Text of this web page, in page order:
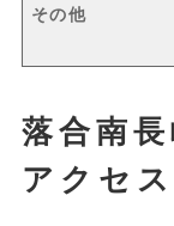
その他
落合南
アクセ